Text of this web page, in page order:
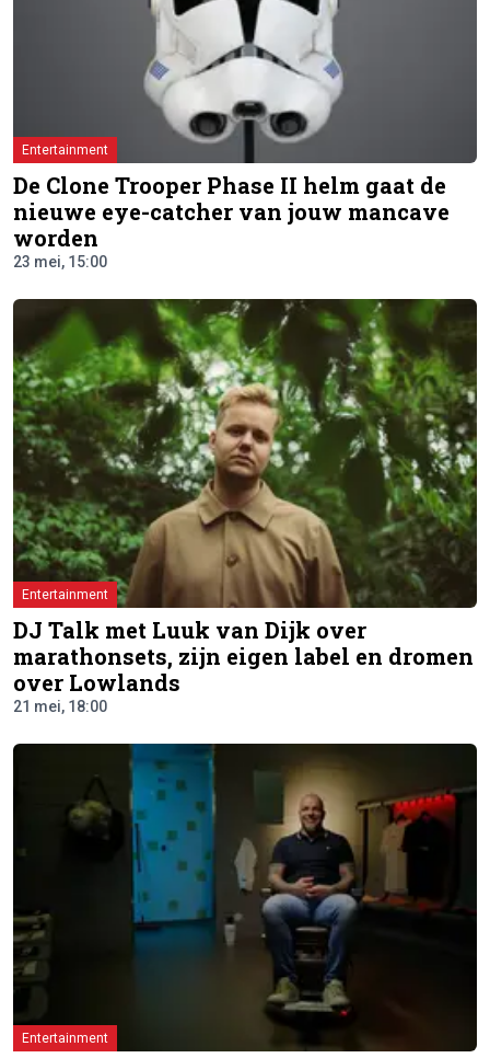
Entertainment
De Clone Trooper Phase II helm gaat de
nieuwe eye-catcher van jouw mancave
worden
23 mei, 15:00
Entertainment
DJ Talk met Luuk van Dijk over
marathonsets, zijn eigen label en dromen
over Lowlands
21 mei, 18:00
Entertainment